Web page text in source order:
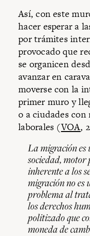
Así, con este
hacer esperar a
por trámites
provocado que
se organicen
avanzar en
moverse con la
primer muro y
o a ciudades
laborales (VOA,
La migración es
sociedad, motor
inherente a los
migración no es
problema al
los derechos
politizado que
moneda de